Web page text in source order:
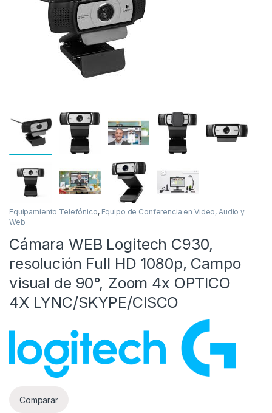
Equipamiento Telefónico, Equipo de Conferencia en Video, Audio y
Web
Cámara WEB Logitech C930,
resolución Full HD 1080p, Campo
visual de 90°, Zoom 4x OPTICO
4X LYNC/SKYPE/CISCO
Comparar